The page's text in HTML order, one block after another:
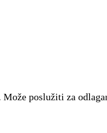
poslužiti za